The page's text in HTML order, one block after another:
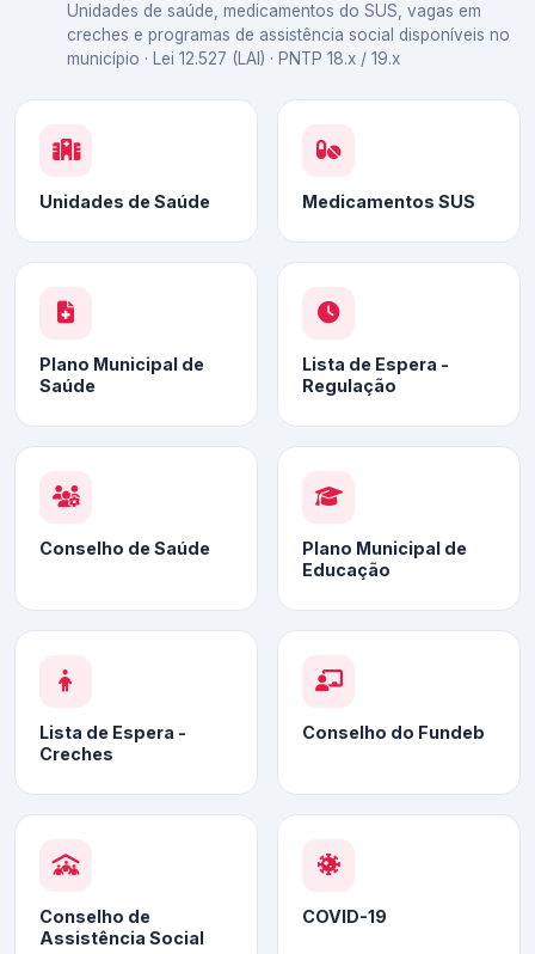
Unidades de saúde, medicamentos do SUS, vagas em
creches e programas de assistência social disponíveis no
município · Lei 12.527 (LAI) · PNTP 18.x / 19.x
Unidades de Saúde Medicamentos SUS
Plano Municipal de
Saúde
Lista de Espera -
Regulação
Conselho de Saúde
Plano Municipal de
Educação
Lista de Espera -
Creches
Conselho do Fundeb
Conselho de
Assistência Social
COVID-19